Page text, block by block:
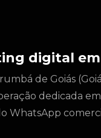
digital em
de Goiás
dedicada
WhatsApp